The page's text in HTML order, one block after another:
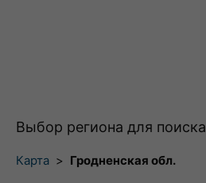
Выбор региона для поиска
Карта > Гродненская обл.